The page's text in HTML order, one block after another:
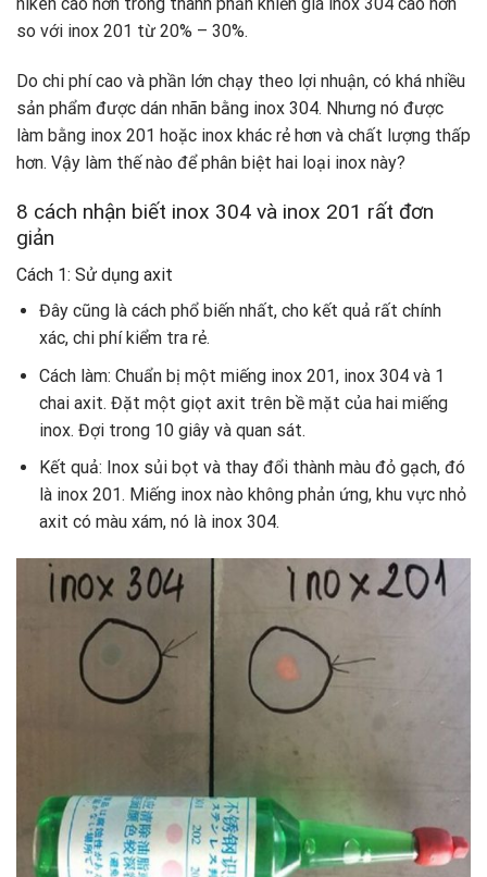
so với inox 201 từ 20% – 30%.
Do chi phí cao và phần lớn chạy theo lợi nhuận, có khá nhiều
sản phẩm được dán nhãn bằng inox 304. Nhưng nó được
làm bằng inox 201 hoặc inox khác rẻ hơn và chất lượng thấp
hơn. Vậy làm thế nào để phân biệt hai loại inox này?
8 cách nhận biết inox 304 và inox 201 rất đơn
giản
Cách 1: Sử dụng axit
Đây cũng là cách phổ biến nhất, cho kết quả rất chính
xác, chi phí kiểm tra rẻ.
Cách làm: Chuẩn bị một miếng inox 201, inox 304 và 1
chai axit. Đặt một giọt axit trên bề mặt của hai miếng
inox. Đợi trong 10 giây và quan sát.
Kết quả: Inox sủi bọt và thay đổi thành màu đỏ gạch, đó
là inox 201. Miếng inox nào không phản ứng, khu vực nhỏ
axit có màu xám, nó là inox 304.